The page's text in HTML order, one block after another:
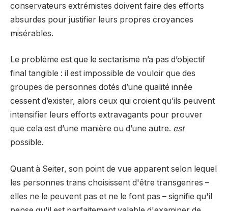
conservateurs extrémistes doivent faire des efforts
absurdes pour justifier leurs propres croyances
misérables.
Le problème est que le sectarisme n’a pas d’objectif
final tangible : il est impossible de vouloir que des
groupes de personnes dotés d’une qualité innée
cessent d’exister, alors ceux qui croient qu’ils peuvent
intensifier leurs efforts extravagants pour prouver
que cela est d’une manière ou d’une autre. est
possible.
Quant à Seiter, son point de vue apparent selon lequel
les personnes trans choisissent d'être transgenres –
elles ne le peuvent pas et ne le font pas – signifie qu'il